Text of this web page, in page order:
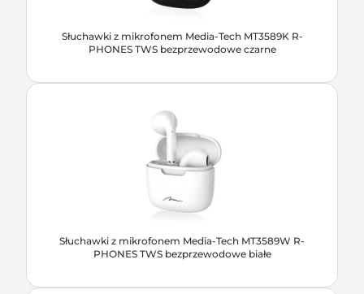
Słuchawki z mikrofonem Media-Tech MT3589K R-
PHONES TWS bezprzewodowe czarne
Słuchawki z mikrofonem Media-Tech MT3589W R-
PHONES TWS bezprzewodowe białe